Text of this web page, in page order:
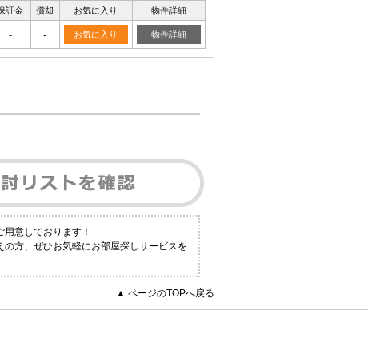
証金 償却 お気に入り 物件詳細
- - お気に入り 物件詳細
意しております！
方、ぜひお気軽にお部屋探しサービスを
▲ ページのTOPへ戻る